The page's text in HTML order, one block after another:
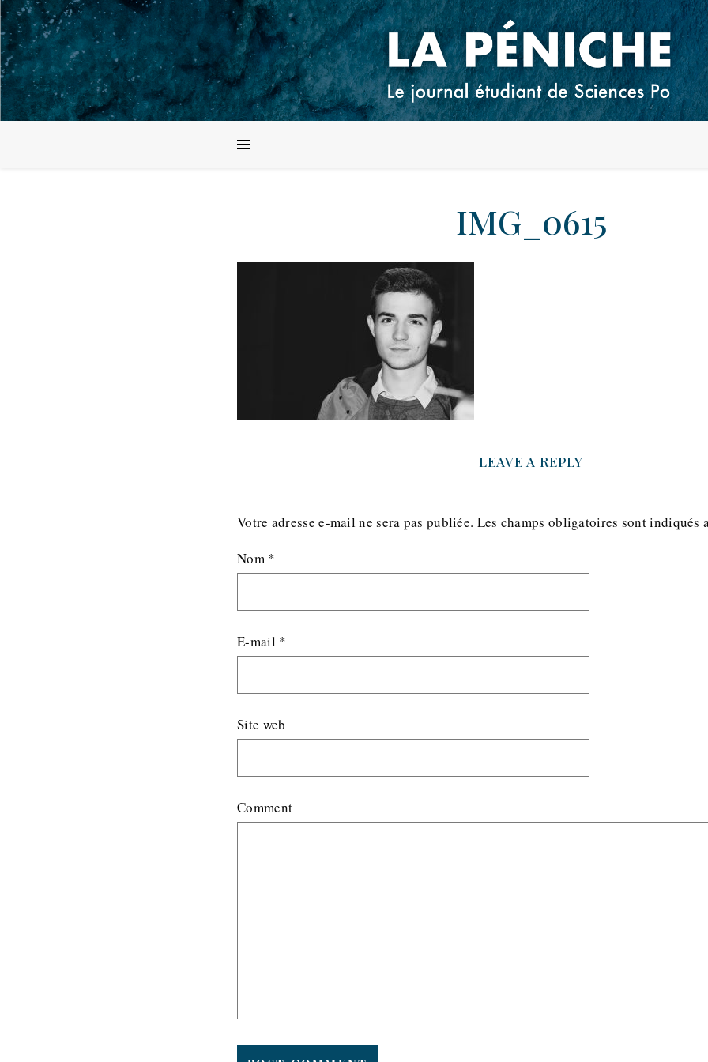
IMG_0615
LEAVE A REPLY
Votre adresse e-mail ne sera pas publiée. Les champs obligatoires sont indiqués
Nom *
E-mail *
Site web
Comment